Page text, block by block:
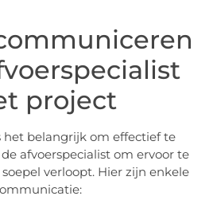
project
het belangrijk om effectief te
afvoerspecialist om ervoor te
verloopt. Hier zijn enkele